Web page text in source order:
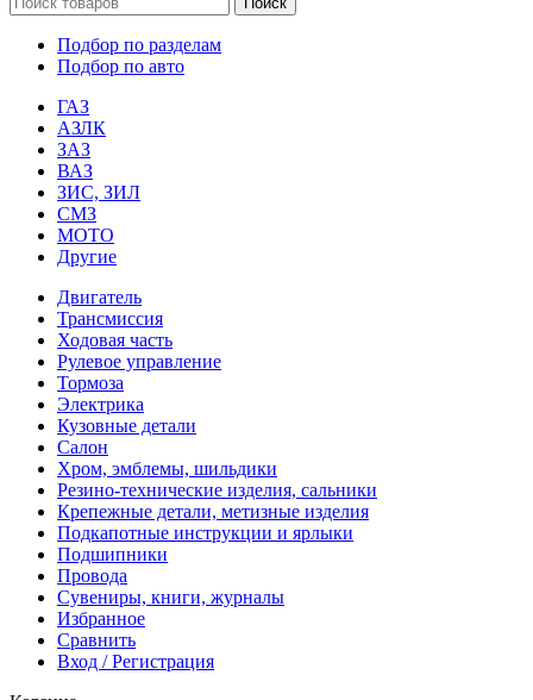
Подбор по разделам
Подбор по авто
ГАЗ
АЗЛК
ЗАЗ
ВАЗ
ЗИС, ЗИЛ
СМЗ
МОТО
Другие
Двигатель
Трансмиссия
Ходовая часть
Рулевое управление
Тормоза
Электрика
Кузовные детали
Салон
Хром, эмблемы, шильдики
Резино-технические изделия, сальники
Крепежные детали, метизные изделия
Подкапотные инструкции и ярлыки
Подшипники
Провода
Сувениры, книги, журналы
Избранное
Сравнить
Вход / Регистрация